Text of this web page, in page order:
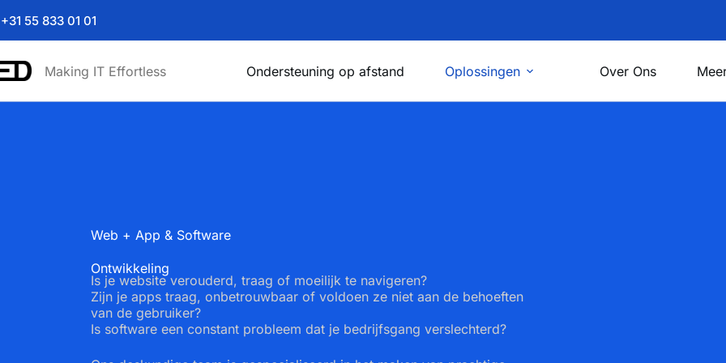
+31 55 833 01 01
Making IT Effortless Ondersteuning op afstand Oplossingen Over Ons
Web + App & Software
Ontwikkeling
Is je website verouderd, traag of moeilijk te navigeren?
Zijn je apps traag, onbetrouwbaar of voldoen ze niet aan de behoeften
van de gebruiker?
Is software een constant probleem dat je bedrijfsgang verslechterd?